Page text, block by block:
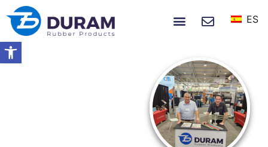
Abrir barra de herramientas
ES